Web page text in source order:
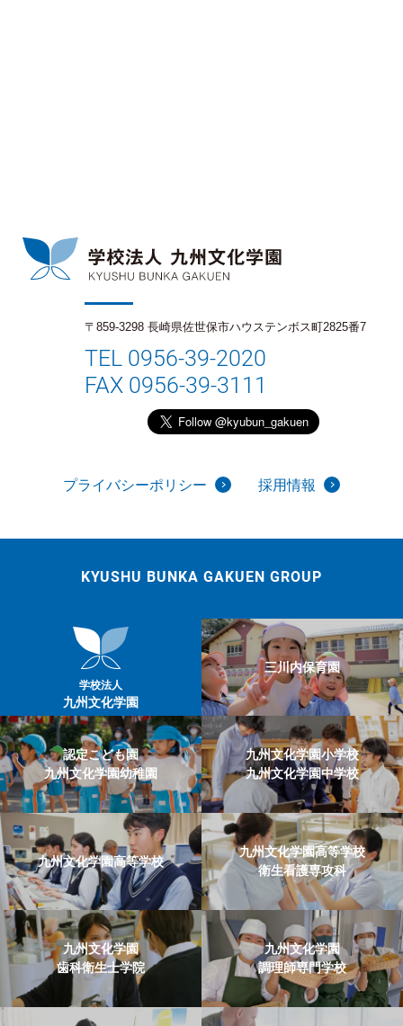
〒859-3298 長崎県佐世保市ハウステンボス町2825番7
TEL 0956-39-2020
FAX 0956-39-3111
プライバシーポリシー 採用情報
KYUSHU BUNKA GAKUEN GROUP
学校法人
九州文化学園
三川内保育園
認定こども園
九州文化学園幼稚園
九州文化学園小学校
九州文化学園中学校
九州文化学園高等学校
九州文化学園高等学校
衛生看護専攻科
九州文化学園
歯科衛生士学院
九州文化学園
調理師専門学校